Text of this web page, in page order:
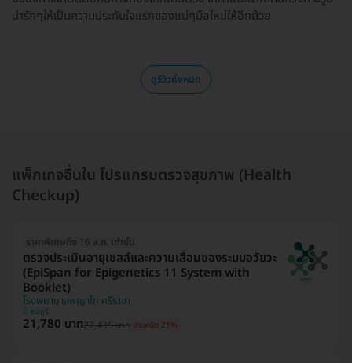
น่ารักๆให้เป็นความประทับใจแรกของแม่ๆมือใหม่ให้อีกด้วย
ดูรีวิวทั้งหมด
แพ็กเกจอื่นใน โปรแกรมตรวจสุขภาพ (Health
Checkup)
ราคาพิเศษถึง 16 ส.ค. เท่านั้น
ตรวจประเมินอายุเซลล์และความเสื่อมของระบบอวัยวะ
(EpiSpan for Epigenetics 11 System with
Booklet)
โรงพยาบาลพญาไท ศรีราชา
ชลบุรี
21,780 บาท27,435 บาท ประหยัด 21%